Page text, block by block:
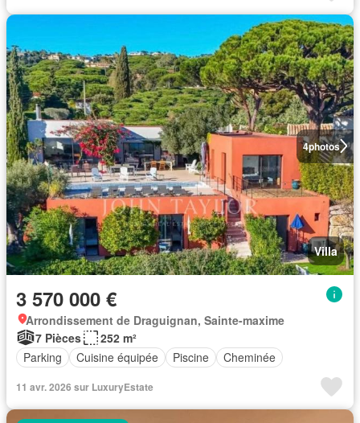
4photos
Villa
3 570 000 €
Arrondissement de Draguignan, Sainte-maxime
7 Pièces
252 m²
Parking
Cuisine équipée Piscine Cheminée
11 avr. 2026 sur LuxuryEstate